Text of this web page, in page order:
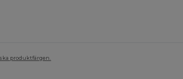
produktfärgen.